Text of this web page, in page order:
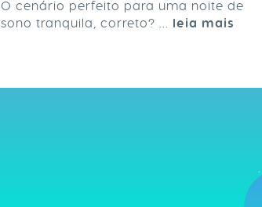
O cenário perfeito para uma noite de
sono tranquila, correto? ... leia mais